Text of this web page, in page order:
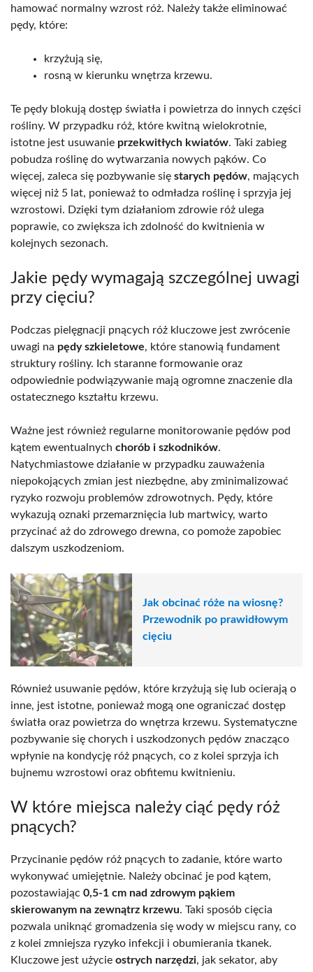
hamować normalny wzrost róż. Należy także eliminować
pędy, które:
krzyżują się,
rosną w kierunku wnętrza krzewu.
Te pędy blokują dostęp światła i powietrza do innych części
rośliny. W przypadku róż, które kwitną wielokrotnie,
istotne jest usuwanie przekwitłych kwiatów. Taki zabieg
pobudza roślinę do wytwarzania nowych pąków. Co
więcej, zaleca się pozbywanie się starych pędów, mających
więcej niż 5 lat, ponieważ to odmładza roślinę i sprzyja jej
wzrostowi. Dzięki tym działaniom zdrowie róż ulega
poprawie, co zwiększa ich zdolność do kwitnienia w
kolejnych sezonach.
Jakie pędy wymagają szczególnej uwagi
przy cięciu?
Podczas pielęgnacji pnących róż kluczowe jest zwrócenie
uwagi na pędy szkieletowe, które stanowią fundament
struktury rośliny. Ich staranne formowanie oraz
odpowiednie podwiązywanie mają ogromne znaczenie dla
ostatecznego kształtu krzewu.
Ważne jest również regularne monitorowanie pędów pod
kątem ewentualnych chorób i szkodników.
Natychmiastowe działanie w przypadku zauważenia
niepokojących zmian jest niezbędne, aby zminimalizować
ryzyko rozwoju problemów zdrowotnych. Pędy, które
wykazują oznaki przemarznięcia lub martwicy, warto
przycinać aż do zdrowego drewna, co pomoże zapobiec
dalszym uszkodzeniom.
Jak obcinać róże na wiosnę?
Przewodnik po prawidłowym
cięciu
Również usuwanie pędów, które krzyżują się lub ocierają o
inne, jest istotne, ponieważ mogą one ograniczać dostęp
światła oraz powietrza do wnętrza krzewu. Systematyczne
pozbywanie się chorych i uszkodzonych pędów znacząco
wpłynie na kondycję róż pnących, co z kolei sprzyja ich
bujnemu wzrostowi oraz obfitemu kwitnieniu.
W które miejsca należy ciąć pędy róż
pnących?
Przycinanie pędów róż pnących to zadanie, które warto
wykonywać umiejętnie. Należy obcinać je pod kątem,
pozostawiając 0,5-1 cm nad zdrowym pąkiem
skierowanym na zewnątrz krzewu. Taki sposób cięcia
pozwala uniknąć gromadzenia się wody w miejscu rany, co
z kolei zmniejsza ryzyko infekcji i obumierania tkanek.
Kluczowe jest użycie ostrych narzędzi, jak sekator, aby